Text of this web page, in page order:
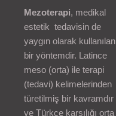
Mezoterapi, medikal
estetik tedavisin de
yaygın olarak kullanılan
bir yöntemdir. Latince
meso (orta) ile terapi
(tedavi) kelimelerinden
türetilmiş bir kavramdır
ve Türkçe karşılığı orta